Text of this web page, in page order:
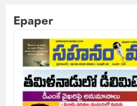
Epaper